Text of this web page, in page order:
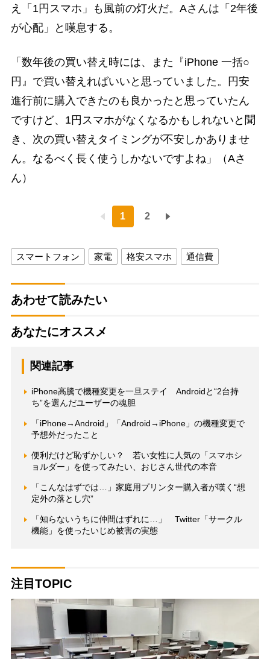
え「1円スマホ」も風前の灯火だ。Aさんは「2年後
が心配」と嘆息する。
「数年後の買い替え時には、また『iPhone 一括○
円』で買い替えればいいと思っていました。円安
進行前に購入できたのも良かったと思っていたん
ですけど、1円スマホがなくなるかもしれないと聞
き、次の買い替えタイミングが不安しかありませ
ん。なるべく長く使うしかないですよね」（Aさ
ん）
1 2
スマートフォン 家電 格安スマホ 通信費
あわせて読みたい
あなたにオススメ
関連記事
iPhone高騰で機種変更を一旦ステイ Androidと“2台持
ち”を選んだユーザーの魂胆
「iPhone→Android」「Android→iPhone」の機種変更で
予想外だったこと
便利だけど恥ずかしい？ 若い女性に人気の「スマホシ
ョルダー」を使ってみたい、おじさん世代の本音
「こんなはずでは…」家庭用プリンター購入者が嘆く“想
定外の落とし穴”
「知らないうちに仲間はずれに…」 Twitter「サークル
機能」を使ったいじめ被害の実態
注目TOPIC